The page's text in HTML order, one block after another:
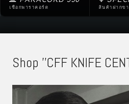
เชือกพาราคอร์ด สินค้าฝากขา
Shop ''CFF KNIFE